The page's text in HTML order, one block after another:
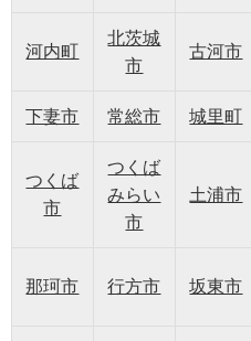
河内町
北茨城
市
古河市
下妻市 常総市 城里町
つくば
市
つくば
みらい
市
土浦市
那珂市 行方市 坂東市